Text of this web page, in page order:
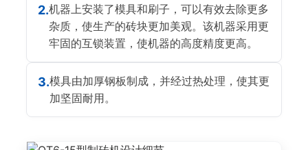
2.机器上安装了模具和刷子，可以有效去除更多
杂质，使生产的砖块更加美观。该机器采用更
牢固的互锁装置，使机器的高度精度更高。
3.模具由加厚钢板制成，并经过热处理，使其更
加坚固耐用。